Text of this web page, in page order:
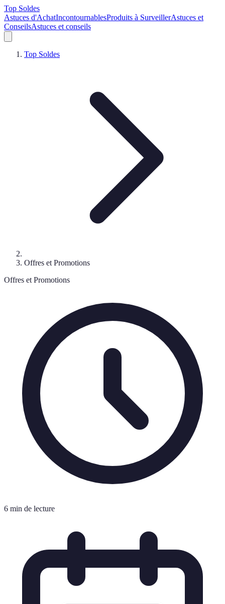
Top Soldes
Astuces d'AchatIncontournablesProduits à SurveillerAstuces et
ConseilsAstuces et conseils
Top Soldes
Offres et Promotions
Offres et Promotions
6 min de lecture